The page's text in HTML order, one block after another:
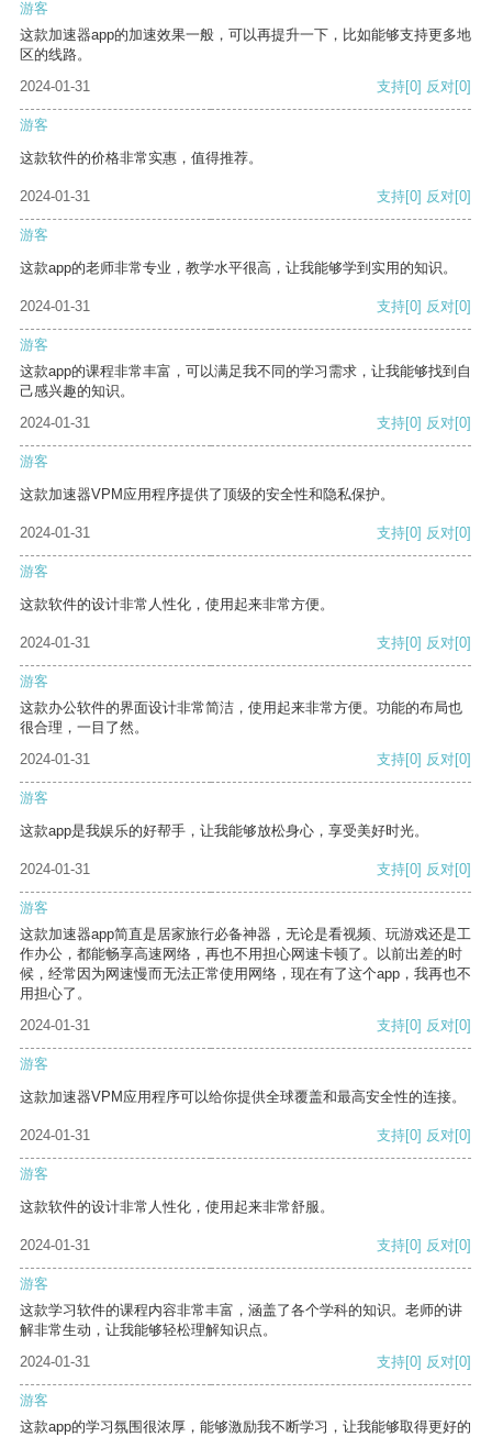
游客
这款加速器app的加速效果一般，可以再提升一下，比如能够支持更多地
区的线路。
2024-01-31
支持[0] 反对[0]
游客
这款软件的价格非常实惠，值得推荐。
2024-01-31 支持[0] 反对[0]
游客
这款app的老师非常专业，教学水平很高，让我能够学到实用的知识。
2024-01-31 支持[0] 反对[0]
游客
这款app的课程非常丰富，可以满足我不同的学习需求，让我能够找到自
己感兴趣的知识。
2024-01-31
支持[0] 反对[0]
游客
这款加速器VPM应用程序提供了顶级的安全性和隐私保护。
2024-01-31 支持[0] 反对[0]
游客
这款软件的设计非常人性化，使用起来非常方便。
2024-01-31 支持[0] 反对[0]
游客
这款办公软件的界面设计非常简洁，使用起来非常方便。功能的布局也
很合理，一目了然。
2024-01-31
支持[0] 反对[0]
游客
这款app是我娱乐的好帮手，让我能够放松身心，享受美好时光。
2024-01-31 支持[0] 反对[0]
游客
这款加速器app简直是居家旅行必备神器，无论是看视频、玩游戏还是工
作办公，都能畅享高速网络，再也不用担心网速卡顿了。以前出差的时
候，经常因为网速慢而无法正常使用网络，现在有了这个app，我再也不
用担心了。
2024-01-31
支持[0] 反对[0]
游客
这款加速器VPM应用程序可以给你提供全球覆盖和最高安全性的连接。
2024-01-31 支持[0] 反对[0]
游客
这款软件的设计非常人性化，使用起来非常舒服。
2024-01-31 支持[0] 反对[0]
游客
这款学习软件的课程内容非常丰富，涵盖了各个学科的知识。老师的讲
解非常生动，让我能够轻松理解知识点。
2024-01-31
支持[0] 反对[0]
游客
这款app的学习氛围很浓厚，能够激励我不断学习，让我能够取得更好的